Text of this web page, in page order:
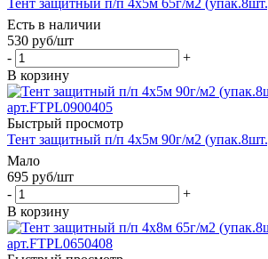
Есть в наличии
530 руб/шт
-
+
В корзину
Быстрый просмотр
Тент защитный п/п 4х5м 90г/м2
Мало
695 руб/шт
-
+
В корзину